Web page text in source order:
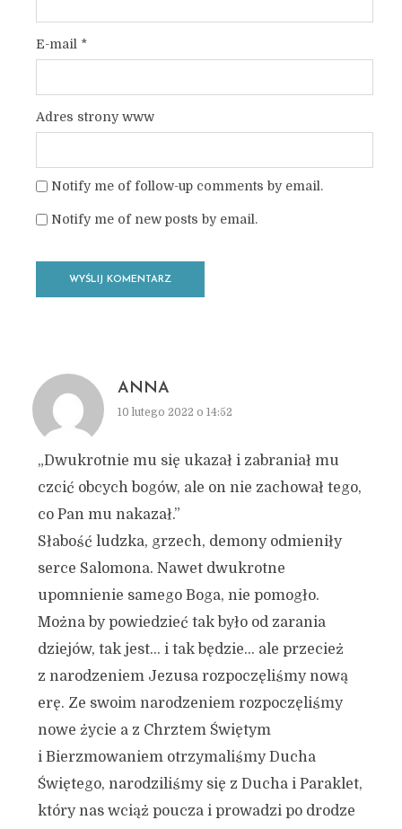
E-mail *
Adres strony www
Notify me of follow-up comments by email.
Notify me of new posts by email.
ANNA
10 lutego 2022 o 14:52
„Dwukrotnie mu się ukazał i zabraniał mu
czcić obcych bogów, ale on nie zachował tego,
co Pan mu nakazał.”
Słabość ludzka, grzech, demony odmieniły
serce Salomona. Nawet dwukrotne
upomnienie samego Boga, nie pomogło.
Można by powiedzieć tak było od zarania
dziejów, tak jest… i tak będzie… ale przecież
z narodzeniem Jezusa rozpoczęliśmy nową
erę. Ze swoim narodzeniem rozpoczęliśmy
nowe życie a z Chrztem Świętym
i Bierzmowaniem otrzymaliśmy Ducha
Świętego, narodziliśmy się z Ducha i Paraklet,
który nas wciąż poucza i prowadzi po drodze